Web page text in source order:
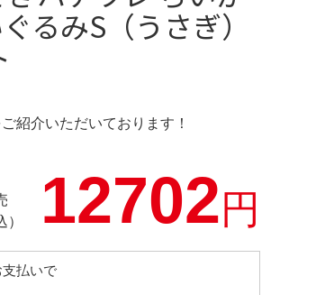
るみS（うさぎ）
紹介いただいております！
12702円
払いで